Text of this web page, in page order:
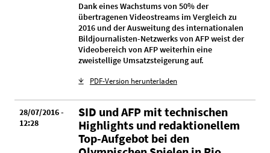
Dank eines Wachstums von 50% der
übertragenen Videostreams im Vergleich zu
2016 und der Ausweitung des internationalen
Bildjournalisten-Netzwerks von AFP weist der
Videobereich von AFP weiterhin eine
zweistellige Umsatzsteigerung auf.
PDF-Version herunterladen
28/07/2016 -
12:28
SID und AFP mit technischen
Highlights und redaktionellem
Top-Aufgebot bei den